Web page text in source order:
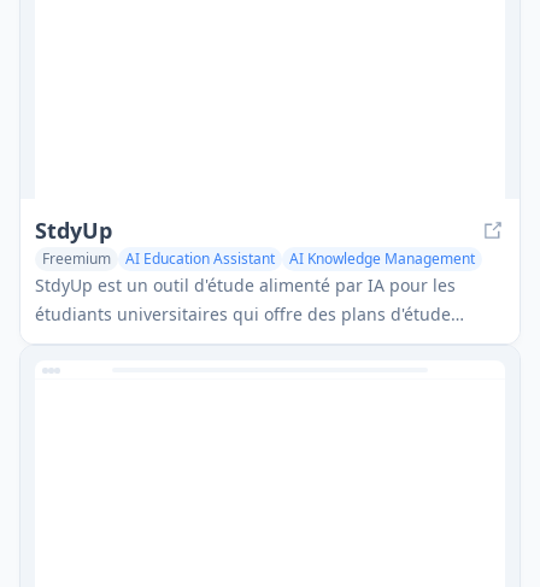
StdyUp
Freemium AI Education Assistant
AI Knowledge Management
AI Course
StdyUp est un outil d'étude alimenté par IA pour les
étudiants universitaires qui offre des plans d'étude
personnalisés, une prise de notes en temps réel, un suivi
des progrès et une communauté de soutien.